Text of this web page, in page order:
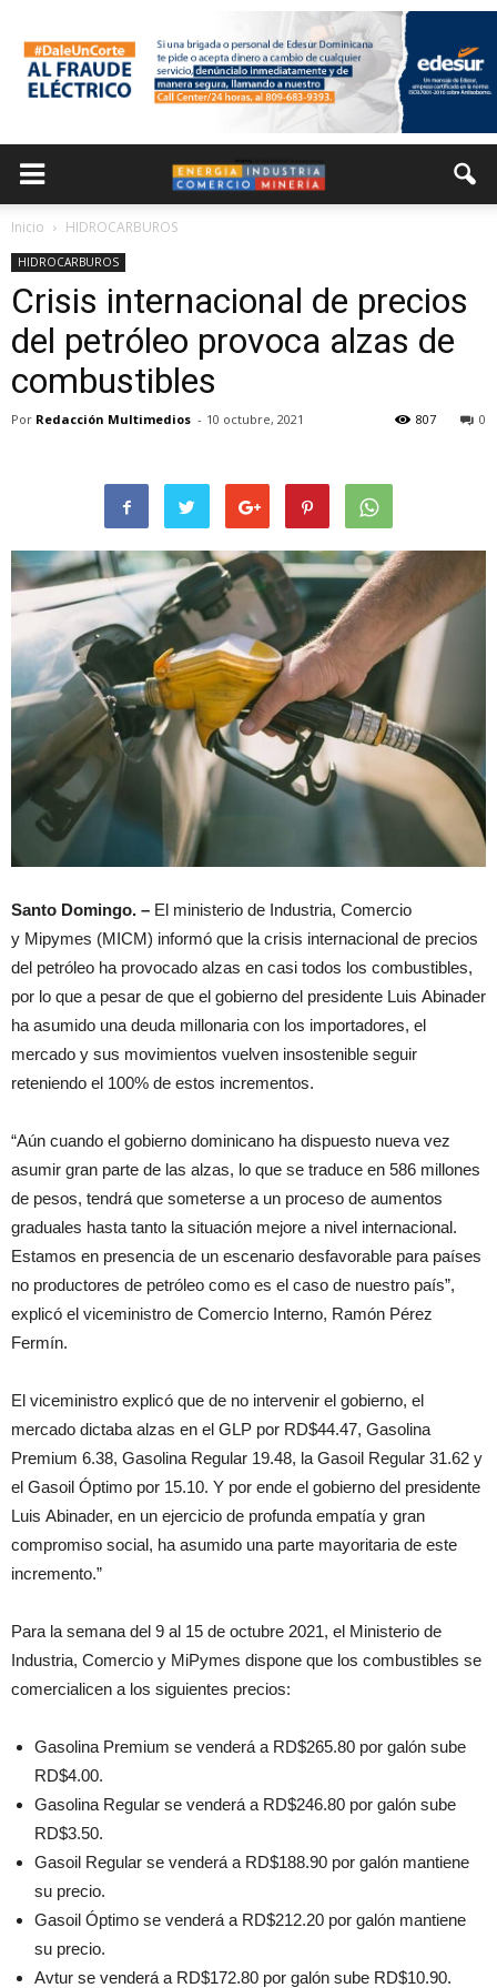
Inicio HIDROCARBUROS
HIDROCARBUROS
Crisis internacional de precios
del petróleo provoca alzas de
combustibles
Por Redacción Multimedios - 10 octubre, 2021 0
807
Santo Domingo. – El ministerio de Industria, Comercio
y Mipymes (MICM) informó que la crisis internacional de precios
del petróleo ha provocado alzas en casi todos los combustibles,
por lo que a pesar de que el gobierno del presidente Luis Abinader
ha asumido una deuda millonaria con los importadores, el
mercado y sus movimientos vuelven insostenible seguir
reteniendo el 100% de estos incrementos.
“Aún cuando el gobierno dominicano ha dispuesto nueva vez
asumir gran parte de las alzas, lo que se traduce en 586 millones
de pesos, tendrá que someterse a un proceso de aumentos
graduales hasta tanto la situación mejore a nivel internacional.
Estamos en presencia de un escenario desfavorable para países
no productores de petróleo como es el caso de nuestro país”,
explicó el viceministro de Comercio Interno, Ramón Pérez
Fermín.
El viceministro explicó que de no intervenir el gobierno, el
mercado dictaba alzas en el GLP por RD$44.47, Gasolina
Premium 6.38, Gasolina Regular 19.48, la Gasoil Regular 31.62 y
el Gasoil Óptimo por 15.10. Y por ende el gobierno del presidente
Luis Abinader, en un ejercicio de profunda empatía y gran
compromiso social, ha asumido una parte mayoritaria de este
incremento.”
Para la semana del 9 al 15 de octubre 2021, el Ministerio de
Industria, Comercio y MiPymes dispone que los combustibles se
comercialicen a los siguientes precios:
Gasolina Premium se venderá a RD$265.80 por galón sube
RD$4.00.
Gasolina Regular se venderá a RD$246.80 por galón sube
RD$3.50.
Gasoil Regular se venderá a RD$188.90 por galón mantiene
su precio.
Gasoil Óptimo se venderá a RD$212.20 por galón mantiene
su precio.
Avtur se venderá a RD$172.80 por galón sube RD$10.90.